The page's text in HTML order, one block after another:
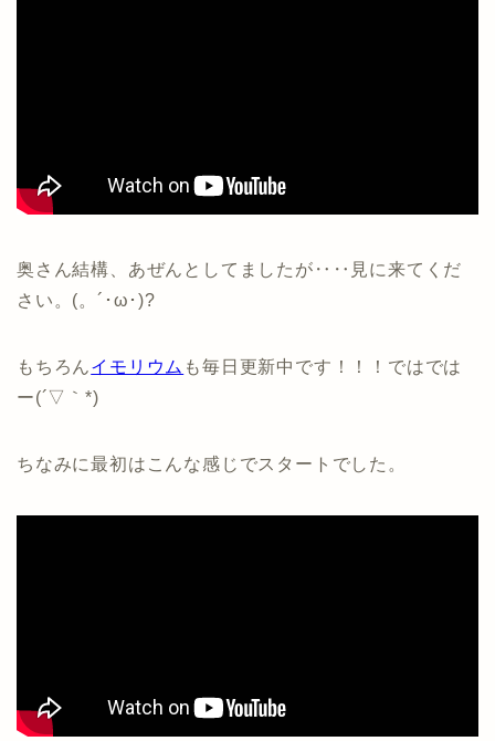
奥さん結構、あぜんとしてましたが‥‥見に来てくだ
さい。(。´･ω･)?
もちろんイモリウム も毎日更新中です！！！ではでは
ー(´▽｀*)
ちなみに最初はこんな感じでスタートでした。